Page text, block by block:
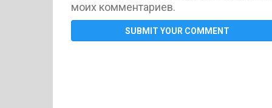
моих комментариев.